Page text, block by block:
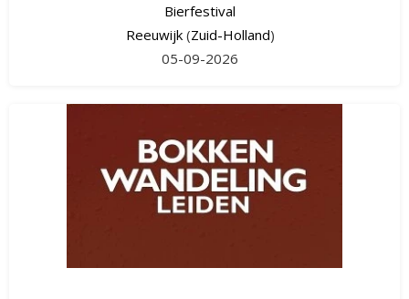
Bierfestival
Reeuwijk(Zuid-Holland)
05-09-2026